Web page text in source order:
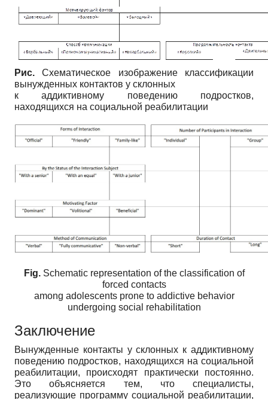
Рис. Схематическое изображение классификации
вынужденных контактов у склонных
к аддиктивному поведению подростков,
находящихся на социальной реабилитации
Fig.Schematic representation of the classification of
forced contacts
among adolescents prone to addictive behavior
undergoing social rehabilitation
Заключение
Вынужденные контакты у склонных к аддиктивному
поведению подростков, находящихся на социальной
реабилитации, происходят практически постоянно.
Это объясняется тем, что специалисты,
реализующие программу социальной реабилитации,